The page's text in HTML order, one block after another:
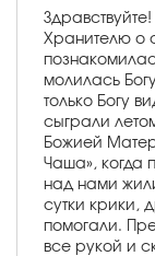
Хранителю о
молилась
только Богу
сыграли
Божией
Чаша», когда
над нами
сутки крики,
помогали.
все рукой и